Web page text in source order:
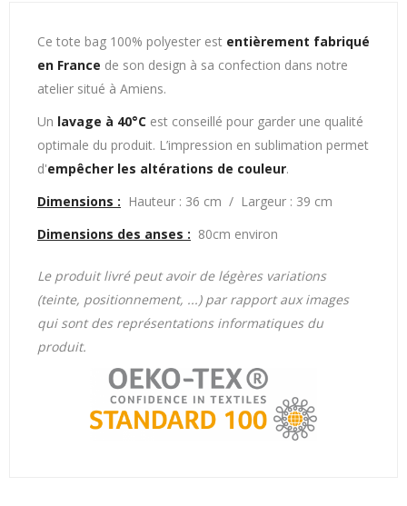
Ce tote bag 100% polyester est entièrement fabriqué
en France de son design à sa confection dans notre
atelier situé à Amiens.
Un lavage à 40°C est conseillé pour garder une qualité
optimale du produit. L’impression en sublimation permet
d'empêcher les altérations de couleur.
Dimensions : Hauteur : 36 cm / Largeur : 39 cm
Dimensions des anses : 80cm environ
Le produit livré peut avoir de légères variations
(teinte, positionnement, ...) par rapport aux images
qui sont des représentations informatiques du
produit.